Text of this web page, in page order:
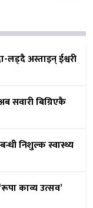
लड्दै अस्ताइन् ईश्वरी
सवारी बिग्रिएकै
निशुल्क स्वास्थ्य
काव्य उत्सव’